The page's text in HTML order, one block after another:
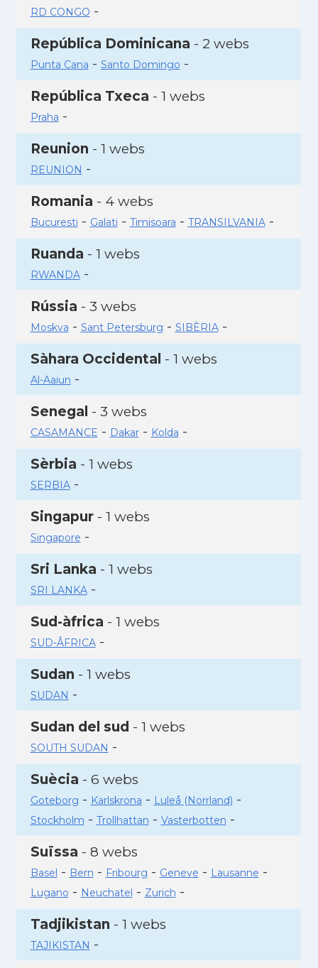
RD CONGO -
República Dominicana - 2 webs
Punta Cana - Santo Domingo -
República Txeca - 1 webs
Praha -
Reunion - 1 webs
REUNION -
Romania - 4 webs
Bucuresti - Galati - Timisoara - TRANSILVANIA-
Ruanda - 1 webs
RWANDA-
Rússia - 3 webs
Moskva - Sant Petersburg - SIBÈRIA-
Sàhara Occidental - 1 webs
Al-Aaiun -
Senegal - 3 webs
CASAMANCE - Dakar- Kolda -
Sèrbia - 1 webs
SERBIA-
Singapur- 1 webs
Singapore -
Sri Lanka - 1 webs
SRI LANKA-
Sud-àfrica - 1 webs
SUD-ÂFRICA-
Sudan - 1 webs
SUDAN -
Sudan del sud - 1 webs
SOUTH SUDAN -
Suècia - 6 webs
Goteborg - Karlskrona - Luleå (Norrland) -
Stockholm - Trollhattan - Vasterbotten -
Suïssa - 8 webs
Basel - Bern - Fribourg - Geneve - Lausanne -
Lugano - Neuchatel - Zurich -
Tadjikistan - 1 webs
TAJIKISTAN -